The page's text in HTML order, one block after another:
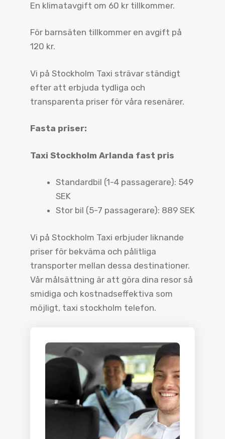
En klimatavgift om 60 kr tillkommer.
För barnsäten tillkommer en avgift på
120 kr.
Vi på Stockholm Taxi strävar ständigt
efter att erbjuda tydliga och
transparenta priser för våra resenärer.
Fasta priser:
Taxi Stockholm Arlanda fast pris
Standardbil (1-4 passagerare): 549
SEK
Stor bil (5-7 passagerare): 889 SEK
Vi på Stockholm Taxi erbjuder liknande
priser för bekväma och pålitliga
transporter mellan dessa destinationer.
Vår målsättning är att göra dina resor så
smidiga och kostnadseffektiva som
möjligt, taxi stockholm telefon.